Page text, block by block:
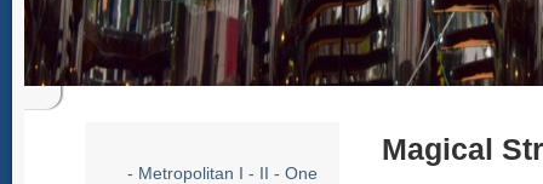
- Metropolitan I - II - One
Magical